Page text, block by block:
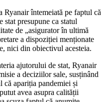
Ryanair întemeiată pe faptul că
presupune ca statul
de „asigurator în ultimă
a dispoziției menționate
nici din obiectivul acesteia.
ajutorului de stat, Ryanair
a deciziilor sale, susținând
că apariția pandemiei și
avea asupra calității